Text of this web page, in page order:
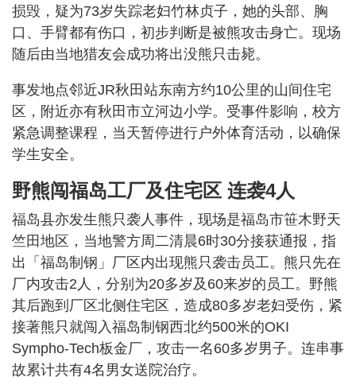
损毁，疑为73岁失踪老妇竹林贞子，她的头部、胸
口、手臂都有伤口，初步判断是被熊攻击身亡。现场
随后由当地猎友会成功将出没熊只击毙。
事发地点邻近JR秋田站东南方约10公里的山间住宅
区，附近亦有秋田市立河边小学。受事件影响，校方
紧急调整课程，当天暂停进行户外体育活动，以确保
学生安全。
野熊闯福岛工厂及住宅区 连袭4人
福岛县亦发生熊只袭人事件，现场是福岛市笹木野天
竺田地区，当地警方周二清晨6时30分接获通报，指
出「福岛制钢」厂区内出现熊只袭击员工。熊只先在
厂内攻击2人，分别为20多岁及60来岁的员工。野熊
其后跑到厂区北侧住宅区，造成80多岁老妇受伤，紧
接著熊只就闯入福岛制钢西北约500米的OKI
Sympho-Tech板金厂，攻击一名60多岁男子。连串事
故累计共有4名男女送院治疗。